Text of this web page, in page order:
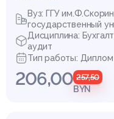
Вуз: ГГУ
государственный
Дисциплина:
аудит
Тип работы: Диплом
206,00 257,50
BYN